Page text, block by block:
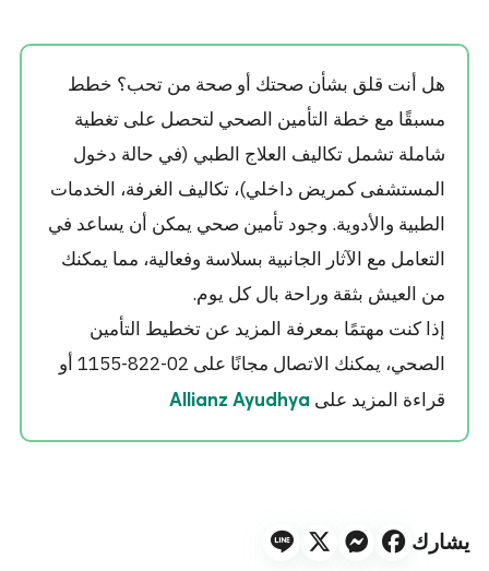
هل أنت قلق بشأن صحتك أو صحة من تحب؟ خطط
مسبقًا مع خطة التأمين الصحي لتحصل على تغطية
شاملة تشمل تكاليف العلاج الطبي (في حالة دخول
المستشفى كمريض داخلي)، تكاليف الغرفة، الخدمات
الطبية والأدوية. وجود تأمين صحي يمكن أن يساعد في
التعامل مع الآثار الجانبية بسلاسة وفعالية، مما يمكنك
من العيش بثقة وراحة بال كل يوم.
إذا كنت مهتمًا بمعرفة المزيد عن تخطيط التأمين
الصحي، يمكنك الاتصال مجانًا على 02-822-1155 أو
قراءة المزيد على Allianz Ayudhya
يشارك